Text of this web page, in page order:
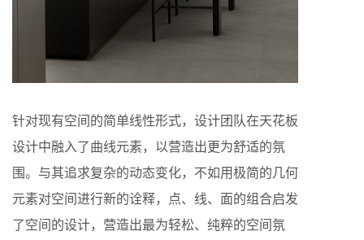
针对现有空间的简单线性形式，设计团队在天花板
设计中融入了曲线元素，以营造出更为舒适的氛
围。与其追求复杂的动态变化，不如用极简的几何
元素对空间进行新的诠释，点、线、面的组合启发
了空间的设计，营造出最为轻松、纯粹的空间氛